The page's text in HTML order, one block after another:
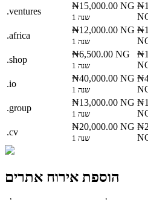
.ventures
₦15,000.00 NG
1 שנה
.africa
₦12,000.00 NG
1 שנה
.shop
₦6,500.00 NG
1 שנה
.io
₦40,000.00 NG
1 שנה
.group
₦13,000.00 NG
1 שנה
.cv
₦20,000.00 NG
1 שנה
הוספת אירוח אתרים